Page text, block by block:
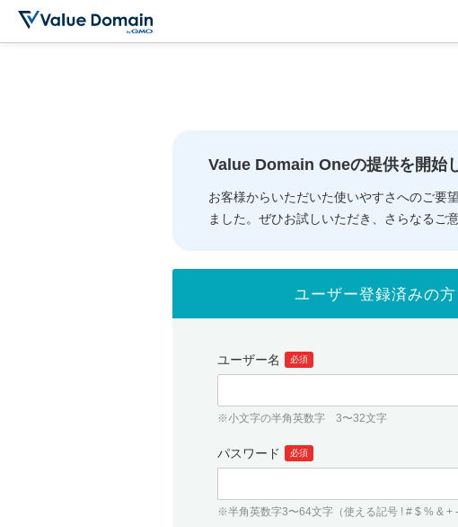
Value Domain Oneの提供を開始
お客様からいただいた使いやすさへのご要
ました。ぜひお試しいただき、さらなるご
ユーザー登録済みの方
ユーザー名 必須
※小文字の半角英数字 3〜32文字
パスワード 必須
※半角英数字3〜64文字（使える記号 ! # $ % & + -